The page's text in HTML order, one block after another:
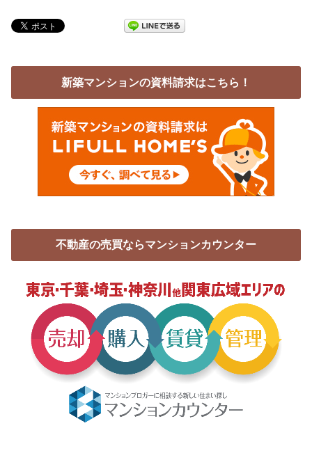
新築マンションの資料請求はこちら！
不動産の売買ならマンションカウンター